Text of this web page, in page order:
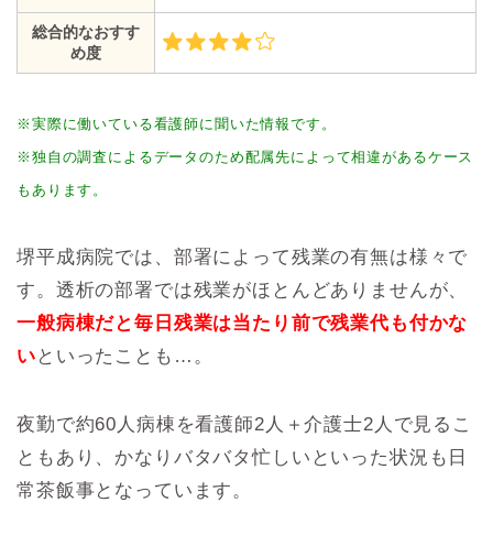
総合的なおすす
め度
※実際に働いている看護師に聞いた情報です。
※独自の調査によるデータのため配属先によって相違があるケース
もあります。
堺平成病院では、部署によって残業の有無は様々で
す。透析の部署では残業がほとんどありませんが、
一般病棟だと毎日残業は当たり前で残業代も付かな
い といったことも…。
夜勤で約60人病棟を看護師2人＋介護士2人で見るこ
ともあり、かなりバタバタ忙しいといった状況も日
常茶飯事となっています。